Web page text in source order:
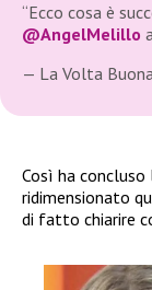
“Ecco cosa è
@AngelMelillo
— La Volta
Così ha concluso
ridimensionato
di fatto chiarire